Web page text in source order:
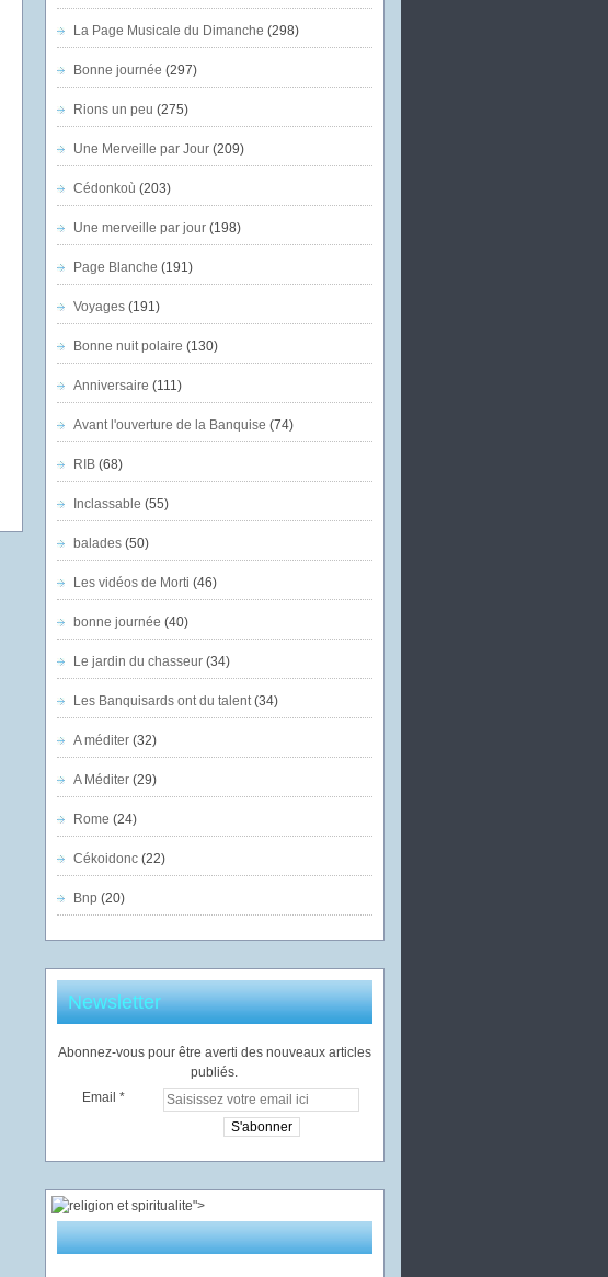
La Page Musicale du Dimanche (298)
Bonne journée (297)
Rions un peu (275)
Une Merveille par Jour(209)
Cédonkoù (203)
Une merveille par jour(198)
Page Blanche (191)
Voyages(191)
Bonne nuit polaire (130)
Anniversaire (111)
Avant l'ouverture de la Banquise (74)
RIB(68)
Inclassable (55)
balades(50)
Les vidéos de Morti (46)
bonne journée (40)
Le jardin du chasseur(34)
Les Banquisards ont du talent(34)
A méditer(32)
A Méditer(29)
Rome (24)
Cékoidonc(22)
Bnp (20)
Newsletter
Abonnez-vous pour être averti des nouveaux articles
publiés.
Email
">